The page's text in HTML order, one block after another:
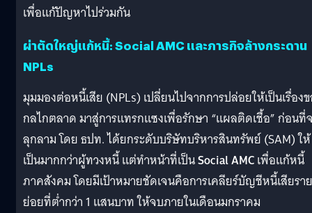
เพื่อแก้ปัญหาไปร่วมกัน
ผ่าตัดใหญ่แก้หนี้: Social AMC และภารกิจล้างกระดาน
NPLs
มุมมองต่อหนี้เสีย (NPLs) เปลี่ยนไปจากการปล่อยให้เป็นเรื่อง
กลไกตลาด มาสู่การแทรกแซงเพื่อรักษา “แผลติดเชื้อ” ก่อนที่
ลุกลาม โดย ธปท. ได้ยกระดับบริษัทบริหารสินทรัพย์ (SAM) ให้
เป็นมากกว่าผู้ทวงหนี้ แต่ทำหน้าที่เป็นSocial AMCเพื่อแก้หนี้
ภาคสังคม โดยมีเป้าหมายชัดเจนคือการเคลียร์บัญชีหนี้เสียราย
ย่อยที่ต่ำกว่า 1 แสนบาท ให้จบภายในเดือนมกราคม